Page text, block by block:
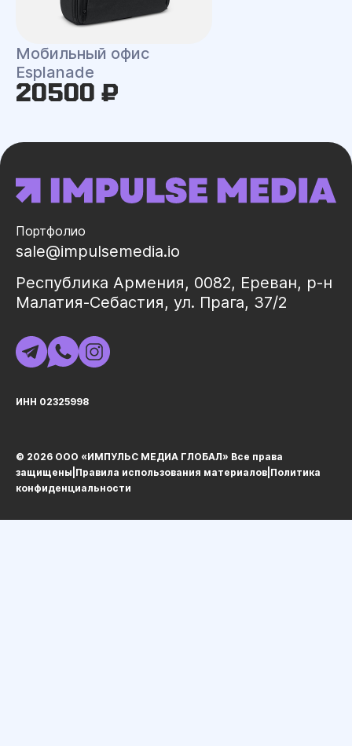
Мобильный офис
Esplanade
20500 ₽
Портфолио
sale@impulsemedia.io
Республика Армения, 0082, Ереван, р-н
Малатия-Себастия, ул. Прага, 37/2
ИНН 02325998
© 2026 ООО «ИМПУЛЬС МЕДИА ГЛОБАЛ» Все права
защищеныㅤ|ㅤ Правила использования материалов Политика
конфиденциальности